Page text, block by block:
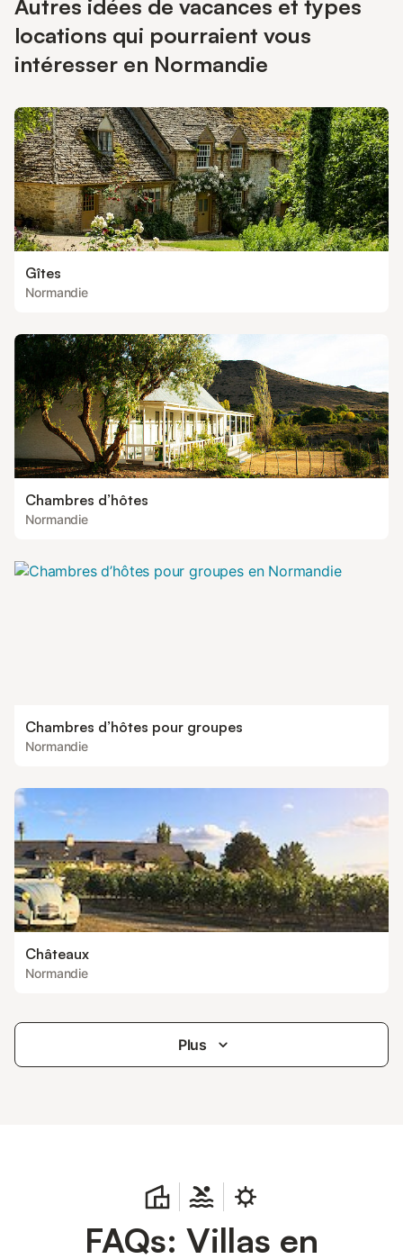
Autres idées de vacances et types
locations qui pourraient vous
intéresser en Normandie
Gîtes
Normandie
Chambres d’hôtes
Normandie
Chambres d’hôtes pour groupes
Normandie
Châteaux
Normandie
Plus
FAQs: Villas en